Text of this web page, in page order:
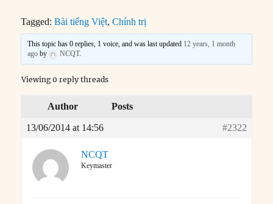
Tagged:Bài tiếng Việt,Chính trị
This topic has 0 replies, 1 voice, and was last updated 12 years, 1 month
agoby NCQT.
Viewing 0 reply threads
Author Posts
13/06/2014 at 14:56 #2322
NCQT
Keymaster